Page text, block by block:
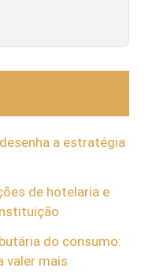
a estratégia
de hotelaria e
do consumo:
valer mais